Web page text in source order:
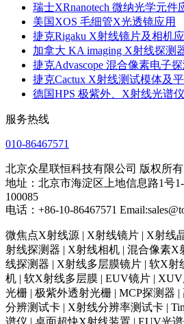
瑞士XRnanotech 微纳光学元件
美国XOS 毛细管X光透镜应用
捷克Rigaku X射线镜片及相机
加拿大 KA imaging X射线探测
捷克Advascope 混合像素电子
捷克Cactux X射线测试模体及
德国HPS 极紫外、X射线光谱
服务热线
010-86467571
北京众星联恒科技有限公司 版权所有
地址：北京市海淀区上地信息路1号
100085
电话：+86-10-86467571
微焦点X射线源 | X射线镜片 | X射线
射线探测器 | X射线相机 | 混合像素X
线探测器 | X射线多层膜镜片 | 软X射
机 | 软X射线多层膜 | EUV镜片 |
光栅 | 极紫外透射光栅 | MCP探测器
分辨测试卡 | X射线分辨率测试卡 |
谱仪 | 桌面超快X射线装置 | EUV光